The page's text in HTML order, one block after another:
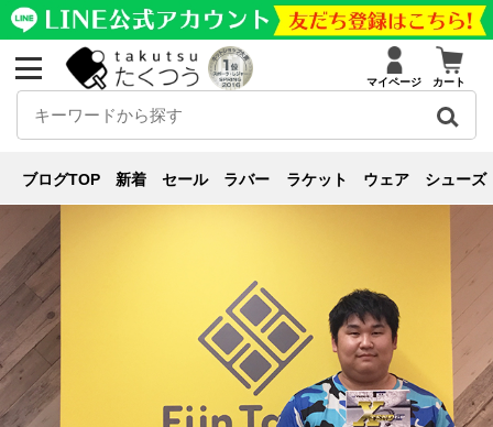
マイページ カート
ブログTOP 新着 セール ラバー ラケット ウェア シューズ
裏ソフト
十分なスピードを実現！【たくつう×FunTable】